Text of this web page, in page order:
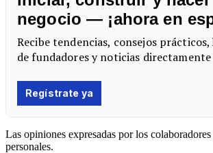
Las opiniones expresadas por los
personales.